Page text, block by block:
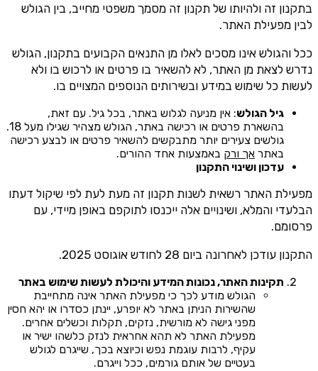
בתקנון זה ולהיותו של תקנון זה מסמך משפטי מחייב, בין הגולש
לבין מפעילת האתר.
ככל והגולש אינו מסכים לאלו מן התנאים הקבועים בתקנון, הגולש
נדרש לצאת מן האתר, לא להשאיר בו פרטים או לרכוש בו ולא
לעשות כל שימוש במידע ובשירותים הנוספים המצויים בו.
גיל הגולש: אין מניעה לגלוש באתר, בכל גיל. עם זאת,
בהשארת פרטים או רכישה באתר, הגולש מצהיר שגילו מעל 18.
גולשים צעירים יותר מתבקשים להשאיר פרטים או לבצע רכישה
באתר אך ורק באמצעות אחד ההורים.
עדכון ושינוי התקנון
מפעילת האתר רשאית לשנות תקנון זה מעת לעת לפי שיקול דעתו
הבלעדי והמלא, ושינויים אלה ייכנסו לתוקפם באופן מיידי, עם
פרסומם.
התקנון עודכן לאחרונה ביום 28 לחודש אוגוסט 2025.
תקינות האתר, נכונות המידע והיכולת לעשות שימוש באתר
הגולש מודע לכך כי מפעילת האתר אינה מתחייבת
שהשירות הניתן באתר לא יופרע, יינתן כסדרו או יהא חסין
מפני גישה לא מורשית, נזקים, תקלות וכשלים אחרים.
מפעילת האתר לא תהא אחראית לנזק כלשהו ישיר או
עקיף, לרבות עוגמת נפש וכיוצא בכך, שייגרם לגולש
בעטיים של אותם גורמים, ככל וייגרם.